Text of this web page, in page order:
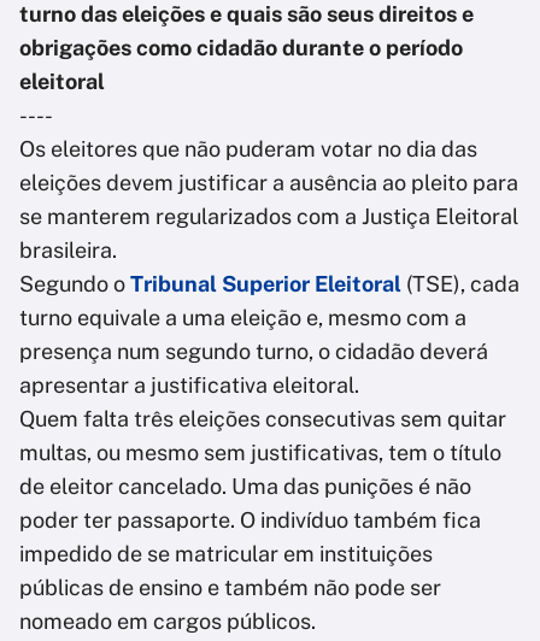
turno das eleições e quais são seus direitos e
obrigações como cidadão durante o período
eleitoral
----
Os eleitores que não puderam votar no dia das
eleições devem justificar a ausência ao pleito para
se manterem regularizados com a Justiça Eleitoral
brasileira.
Segundo oTribunal Superior Eleitoral (TSE), cada
turno equivale a uma eleição e, mesmo com a
presença num segundo turno, o cidadão deverá
apresentar a justificativa eleitoral.
Quem falta três eleições consecutivas sem quitar
multas, ou mesmo sem justificativas, tem o título
de eleitor cancelado. Uma das punições é não
poder ter passaporte. O indivíduo também fica
impedido de se matricular em instituições
públicas de ensino e também não pode ser
nomeado em cargos públicos.